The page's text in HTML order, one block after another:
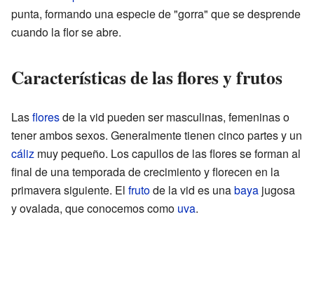
punta, formando una especie de "gorra" que se desprende
cuando la flor se abre.
Características de las flores y frutos
Lasfloresde la vid pueden ser masculinas, femeninas o
tener ambos sexos. Generalmente tienen cinco partes y un
cáliz muy pequeño. Los capullos de las flores se forman al
final de una temporada de crecimiento y florecen en la
primavera siguiente. El frutode la vid es unabaya jugosa
y ovalada, que conocemos como uva.